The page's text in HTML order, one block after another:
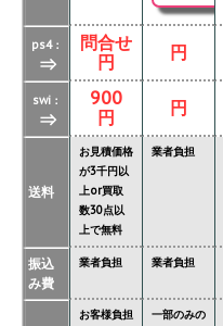
ps4：
⇒
問合せ
円
円
swi：
⇒
900
円
円
送料
お見積価格
が3千円以
上or買取
数30点以
上で無料
業者負担
振込
み費
業者負担 業者負担
お客様負担
一部のみの